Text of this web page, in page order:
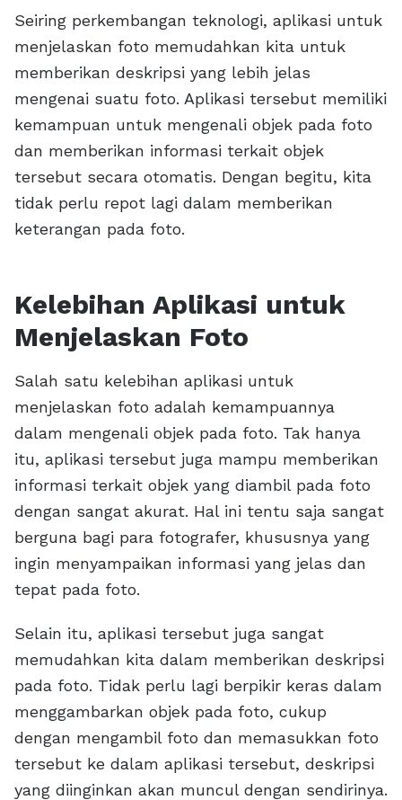
Seiring perkembangan teknologi, aplikasi untuk
menjelaskan foto memudahkan kita untuk
memberikan deskripsi yang lebih jelas
mengenai suatu foto. Aplikasi tersebut memiliki
kemampuan untuk mengenali objek pada foto
dan memberikan informasi terkait objek
tersebut secara otomatis. Dengan begitu, kita
tidak perlu repot lagi dalam memberikan
keterangan pada foto.
Kelebihan Aplikasi untuk
Menjelaskan Foto
Salah satu kelebihan aplikasi untuk
menjelaskan foto adalah kemampuannya
dalam mengenali objek pada foto. Tak hanya
itu, aplikasi tersebut juga mampu memberikan
informasi terkait objek yang diambil pada foto
dengan sangat akurat. Hal ini tentu saja sangat
berguna bagi para fotografer, khususnya yang
ingin menyampaikan informasi yang jelas dan
tepat pada foto.
Selain itu, aplikasi tersebut juga sangat
memudahkan kita dalam memberikan deskripsi
pada foto. Tidak perlu lagi berpikir keras dalam
menggambarkan objek pada foto, cukup
dengan mengambil foto dan memasukkan foto
tersebut ke dalam aplikasi tersebut, deskripsi
yang diinginkan akan muncul dengan sendirinya.